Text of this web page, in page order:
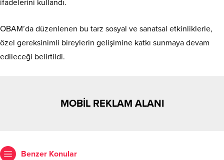
ifadelerini kullandı.
OBAM’da düzenlenen bu tarz sosyal ve sanatsal etkinliklerle,
özel gereksinimli bireylerin gelişimine katkı sunmaya devam
edileceği belirtildi.
MOBİL REKLAM ALANI
Benzer Konular